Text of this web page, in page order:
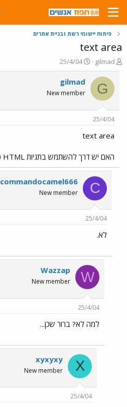
פיתוח יישומי רשת ובניית אתרים
text area
פ
ו
ת
ח
ה
ש
א
gilmad
פ
ו
ר
ם
ר
25/4/04
G
gilmad
New member
25/4/04
text area
האם יש דרך להשתמש בתגיות HTML כדוגמת בתוך textarea?
C
commandocamel666
New member
25/4/04
לא.
W
Wazzap
New member
25/4/04
למה לא? ברור שכן...
X
xyxyxy
New member
25/4/04